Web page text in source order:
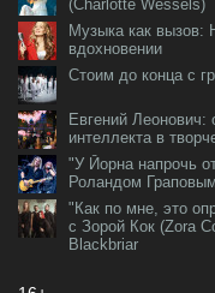
(Charlotte Wessels)
Музыка как вызов:
вдохновении
Стоим до конца с
Евгений Леонович:
интеллекта в
"У Йорна напрочь
Роландом
"Как по мне, это
с Зорой Кок (Zora
Blackbriar